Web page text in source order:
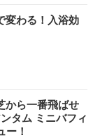
変わる！入浴効
から一番飛ばせ
タム ミニバフィ
ー！